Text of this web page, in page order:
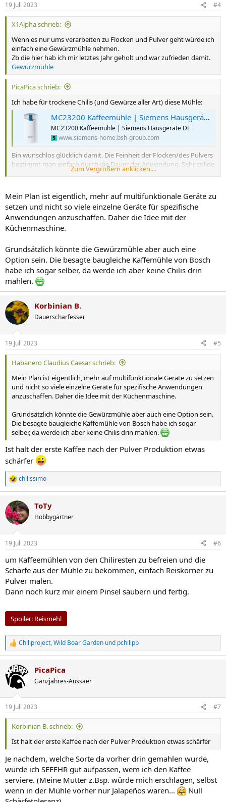
e
n
19 Juli 2023 #4
X1Alpha schrieb:
Wenn es nur ums verarbeiten zu Flocken und Pulver geht würde ich
einfach eine Gewürzmühle nehmen.
Zb die hier hab ich mir letztes Jahr geholt und war zufrieden damit.
Gewürzmühle
PicaPica schrieb:
Ich habe für trockene Chilis (und Gewürze aller Art) diese Mühle:
MC23200 Kaffeemühle | Siemens Hausgeräte DE
MC23200 Kaffeemühle | Siemens Hausgeräte DE
www.siemens-home.bsh-group.com
Bin wunschlos glücklich damit. Die Feinheit der Flocken/des Pulvers
bestimmt man einfach durch die Dauer der Anwendung. Sehr solide
günstiger ist (habe für meine damals gut 60€ bezahlt). Einfach mal
nach 'elektrische kaffeemühle bosch' suchen, sieht exakt so aus wie
die oben verlinkte.
P.S.: Die Maschine aus Deinem Beispiel kenne ich leider nicht.
edit: Die von@X1Alpha verlinkte hat natürlich den großen Vorteil
der einfachen Reinigung. Meine pinsele ich meistens nur gründlich
aus.
Zum Vergrößern anklicken....
Mein Plan ist eigentlich, mehr auf multifunktionale Geräte zu
setzen und nicht so viele einzelne Geräte für spezifische
Anwendungen anzuschaffen. Daher die Idee mit der
Küchenmaschine.
Grundsätzlich könnte die Gewürzmühle aber auch eine
Option sein. Die besagte baugleiche Kaffemühle von Bosch
habe ich sogar selber, da werde ich aber keine Chilis drin
mahlen.
Korbinian B.
Dauerscharfesser
19 Juli 2023 #5
Habanero Claudius Caesar schrieb:
Mein Plan ist eigentlich, mehr auf multifunktionale Geräte zu setzen
und nicht so viele einzelne Geräte für spezifische Anwendungen
anzuschaffen. Daher die Idee mit der Küchenmaschine.
Grundsätzlich könnte die Gewürzmühle aber auch eine Option sein.
Die besagte baugleiche Kaffemühle von Bosch habe ich sogar
selber, da werde ich aber keine Chilis drin mahlen.
Ist halt der erste Kaffee nach der Pulver Produktion etwas
schärfer
R
e
k
t
i
e
:
chilissimo
ToTy
Hobbygärtner
19 Juli 2023 #6
um Kaffeemühlen von den Chiliresten zu befreien und die
Schärfe aus der Mühle zu bekommen, einfach Reiskörner zu
Pulver malen.
Dann noch kurz mir einem Pinsel säubern und fertig.
Spoiler: Reismehl
R
e
k
t
i
e
n
Chiliproject,Wild Boar Garden und pchilipp
PicaPica
Ganzjahres-Aussäer
19 Juli 2023 #7
Korbinian B. schrieb:
Ist halt der erste Kaffee nach der Pulver Produktion etwas schärfer
Je nachdem, welche Sorte da vorher drin gemahlen wurde,
würde ich SEEEHR gut aufpassen, wem ich den Kaffee
serviere. (Meine Mutter z.Bsp. würde mich erschlagen, selbst
wenn in der Mühle vorher nur Jalapeños waren...
Null